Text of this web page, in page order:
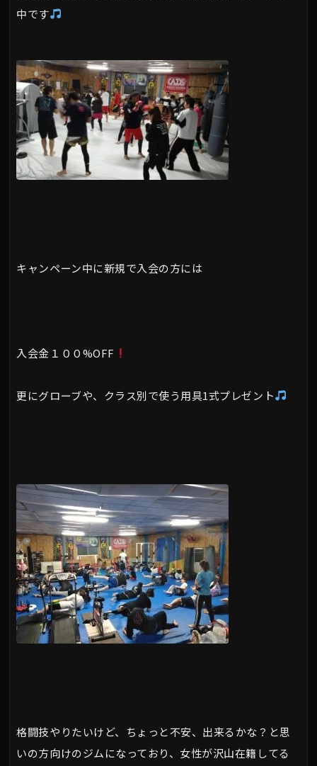
中です
キャンペーン中に新規で入会の方には
入会金１００%OFF
更にグローブや、クラス別で使う用具1式プレゼント
格闘技やりたいけど、ちょっと不安、出来るかな？と思
いの方向けのジムになっており、女性が沢山在籍してる